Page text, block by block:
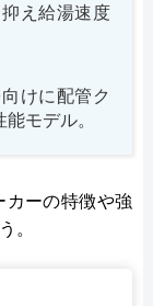
え給湯速度
けに配管ク
モデル。
カーの特徴や強
。